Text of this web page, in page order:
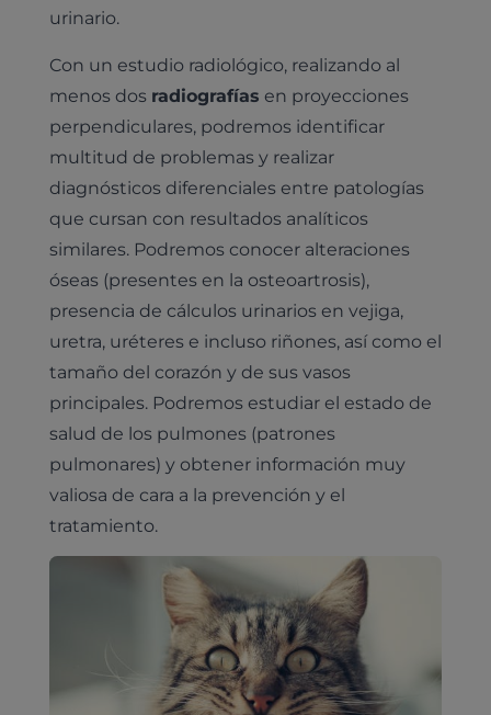
urinario.
Con un estudio radiológico, realizando al
menos dos radiografías en proyecciones
perpendiculares, podremos identificar
multitud de problemas y realizar
diagnósticos diferenciales entre patologías
que cursan con resultados analíticos
similares. Podremos conocer alteraciones
óseas (presentes en la osteoartrosis),
presencia de cálculos urinarios en vejiga,
uretra, uréteres e incluso riñones, así como el
tamaño del corazón y de sus vasos
principales. Podremos estudiar el estado de
salud de los pulmones (patrones
pulmonares) y obtener información muy
valiosa de cara a la prevención y el
tratamiento.